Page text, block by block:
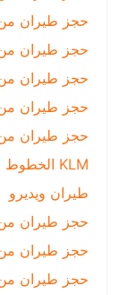
حجز طيران من
حجز طيران من
حجز طيران من
حجز طيران من
حجز طيران من
طيران ويديرو
|
حجز طيران من جدة
حجز طيران من
حجز طيران من